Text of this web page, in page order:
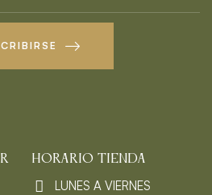
HORARIO TIENDA
LUNES A VIERNES